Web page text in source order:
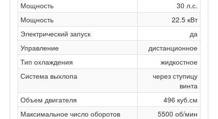
Мощность
30 л.с.
Мощность
22.5 кВт
Электрический запуск
да
Управление
дистанционное
Тип охлаждения
жидкостное
Система выхлопа
через ступицу
винта
Объем двигателя
496 куб.см
Максимальное число оборотов
5500 об/мин